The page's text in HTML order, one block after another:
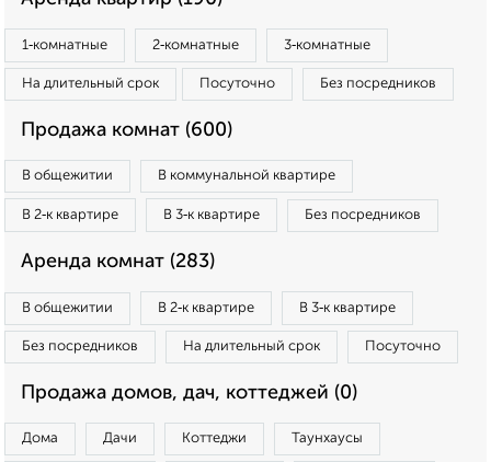
1‑комнатные 2‑комнатные 3‑комнатные
На длительный срок Посуточно Без посредников
Продажа комнат (600)
В общежитии В коммунальной квартире
В 2‑к квартире В 3‑к квартире Без посредников
Аренда комнат (283)
В общежитии В 2‑к квартире В 3‑к квартире
Без посредников На длительный срок Посуточно
Продажа домов, дач, коттеджей (0)
Дома Дачи Коттеджи Таунхаусы